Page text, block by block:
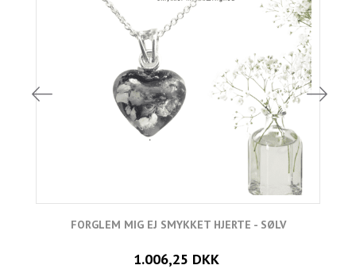
FORGLEM MIG EJ SMYKKET HJERTE - SØLV
1.006,25 DKK